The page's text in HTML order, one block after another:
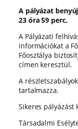
A pályázat
23 óra 59 perc.
A Pályázati
információkat a
Főosztálya
címen keresztül.
A
tartalmazza.
Sikeres pályázást
Társadalmi